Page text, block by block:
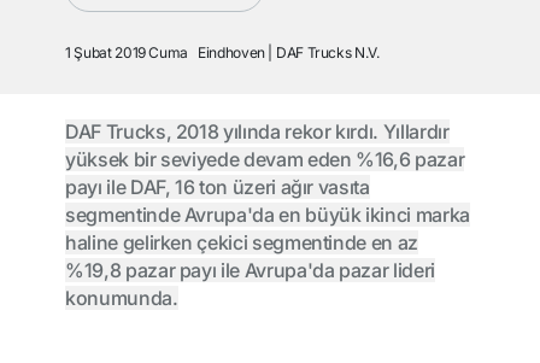
1 Şubat 2019 Cuma Eindhoven DAF Trucks N.V.
DAF Trucks, 2018 yılında rekor kırdı. Yıllardır
yüksek bir seviyede devam eden %16,6 pazar
payı ile DAF, 16 ton üzeri ağır vasıta
segmentinde Avrupa'da en büyük ikinci marka
haline gelirken çekici segmentinde en az
%19,8 pazar payı ile Avrupa'da pazar lideri
konumunda.